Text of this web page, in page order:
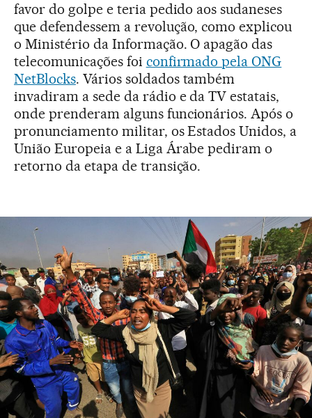
favor do golpe e teria pedido aos sudaneses
que defendessem a revolução, como explicou
o Ministério da Informação. O apagão das
telecomunicações foi confirmado pela ONG
NetBlocks. Vários soldados também
invadiram a sede da rádio e da TV estatais,
onde prenderam alguns funcionários. Após o
pronunciamento militar, os Estados Unidos, a
União Europeia e a Liga Árabe pediram o
retorno da etapa de transição.